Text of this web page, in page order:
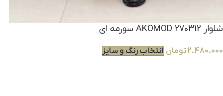
شلوار AKOMOD 270312 سورمه ای
2.480.000تومان انتخاب رنگ و سایز